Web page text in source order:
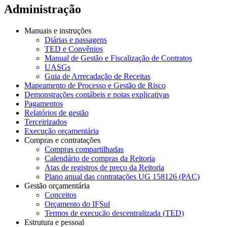
Administração
Manuais e instruções
Diárias e passagens
TED e Convênios
Manual de Gestão e Fiscalização de Contratos
UASGs
Guia de Arrecadação de Receitas
Mapeamento de Processo e Gestão de Risco
Demonstrações contábeis e notas explicativas
Pagamentos
Relatórios de gestão
Terceirizados
Execução orçamentária
Compras e contratações
Compras compartilhadas
Calendário de compras da Reitoria
Atas de registros de preço da Reitoria
Plano anual das contratações UG 158126 (PAC)
Gestão orçamentária
Conceitos
Orçamento do IFSul
Termos de execução descentralizada (TED)
Estrutura e pessoal